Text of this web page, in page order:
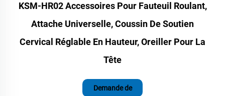
KSM-HR02 Accessoires Pour Fauteuil Roulant,
Attache Universelle, Coussin De Soutien
Cervical Réglable En Hauteur, Oreiller Pour La
Tête
Demande de